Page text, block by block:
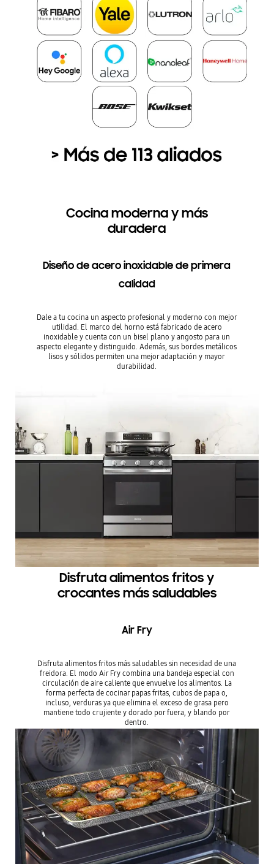
Cocina moderna y más
duradera
Diseño de acero inoxidable de primera
calidad
Dale a tu cocina un aspecto profesional y moderno con mejor
utilidad. El marco del horno está fabricado de acero
inoxidable y cuenta con un bisel plano y angosto para un
aspecto elegante y distinguido. Además, sus bordes metálicos
lisos y sólidos permiten una mejor adaptación y mayor
durabilidad.
Disfruta alimentos fritos y
crocantes más saludables
Air Fry
Disfruta alimentos fritos más saludables sin necesidad de una
freidora. El modo Air Fry combina una bandeja especial con
circulación de aire caliente que envuelve los alimentos. La
forma perfecta de cocinar papas fritas, cubos de papa o,
incluso, verduras ya que elimina el exceso de grasa pero
mantiene todo crujiente y dorado por fuera, y blando por
dentro.